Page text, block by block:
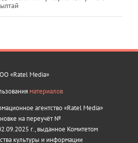
«Ratel Media»
материалов
агентство «Ratel Media»
на переучёт №
г., выданное Комитетом
культуры и информации